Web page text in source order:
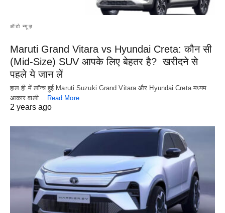
ऑटो न्यूज़
Maruti Grand Vitara vs Hyundai Creta: कौन सी
(Mid-Size) SUV आपके लिए बेहतर है? खरीदने से
पहले ये जान लें
हाल ही में लॉन्च हुई Maruti Suzuki Grand Vitara और Hyundai Creta मध्यम
आकार वाली… Read More
2 years ago